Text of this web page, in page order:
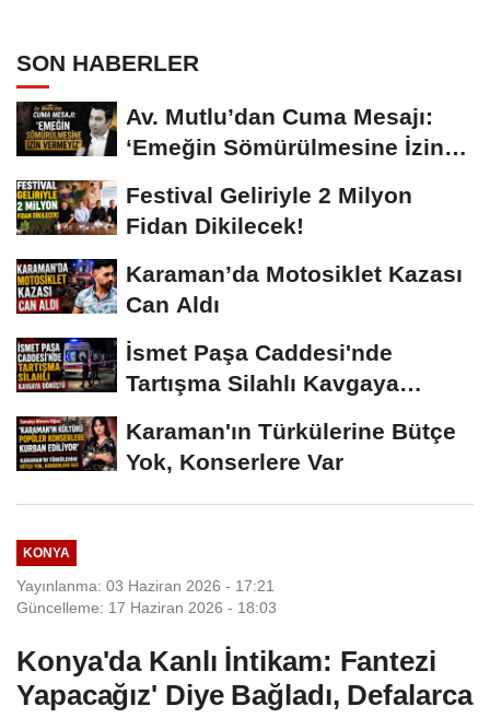
SON HABERLER
Av. Mutlu’dan Cuma Mesajı:
‘Emeğin Sömürülmesine İzin
Festival Geliriyle 2 Milyon
Fidan Dikilecek!
Karaman’da Motosiklet Kazası
Can Aldı
İsmet Paşa Caddesi'nde
Tartışma Silahlı Kavgaya
Karaman'ın Türkülerine Bütçe
Yok, Konserlere Var
KONYA
Yayınlanma: 03 Haziran 2026 - 17:21
Güncelleme: 17 Haziran 2026 - 18:03
Konya'da Kanlı İntikam: Fantezi
Yapacağız' Diye Bağladı, Defalarca